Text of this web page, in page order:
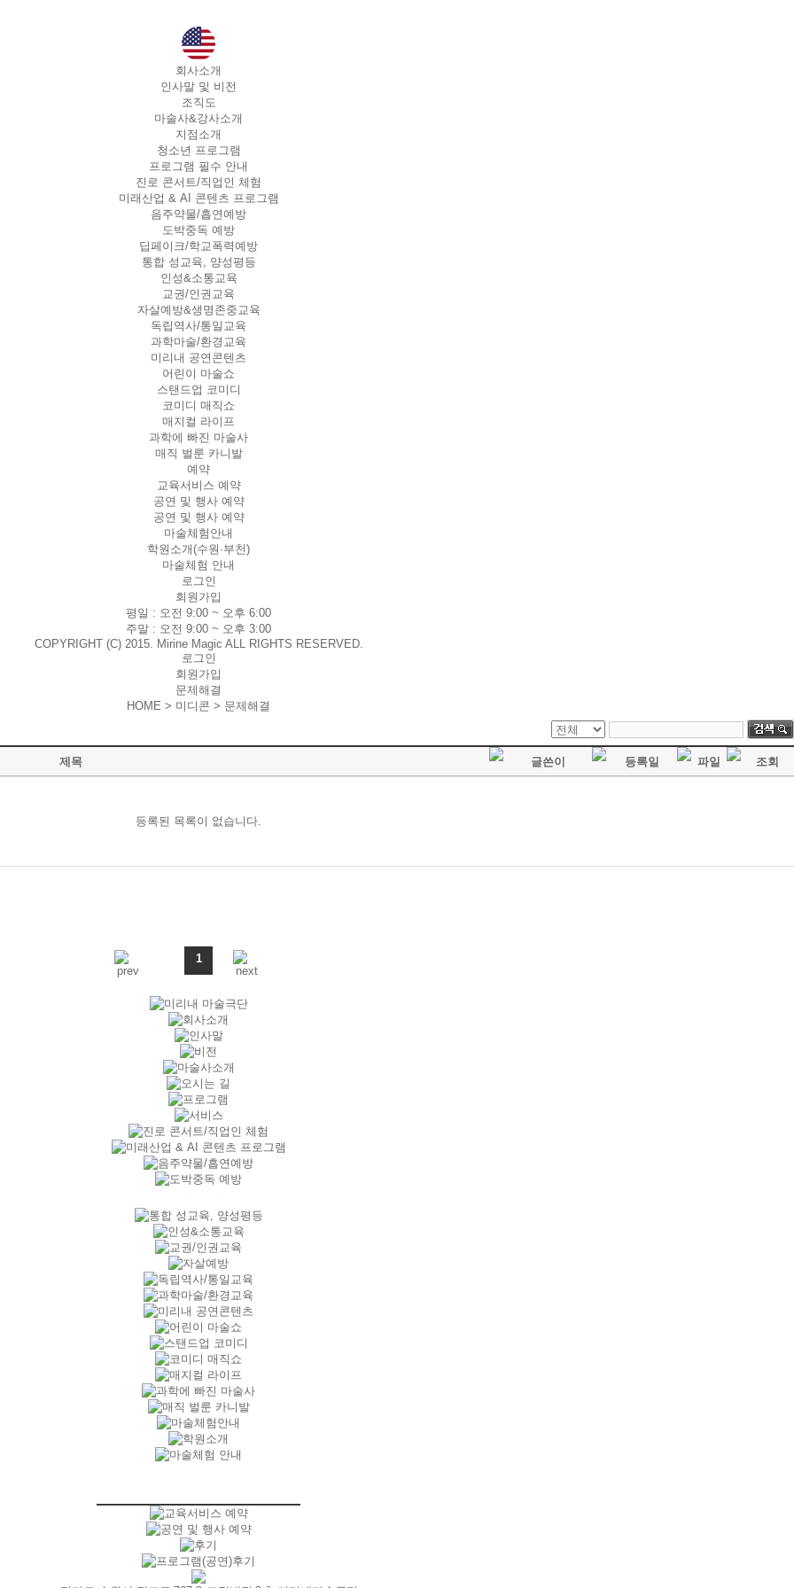
회사소개
인사말 및 비전
조직도
마술사&강사소개
지점소개
청소년 프로그램
프로그램 필수 안내
진로 콘서트/직업인 체험
미래산업 & AI 콘텐츠 프로그램
음주약물/흡연예방
도박중독 예방
딥페이크/학교폭력예방
통합 성교육, 양성평등
인성&소통교육
교권/인권교육
자살예방&생명존중교육
독립역사/통일교육
과학마술/환경교육
미리내 공연콘텐츠
어린이 마술쇼
스탠드업 코미디
코미디 매직쇼
매지컬 라이프
과학에 빠진 마술사
매직 벌룬 카니발
예약
교육서비스 예약
공연 및 행사 예약
공연 및 행사 예약
마술체험안내
학원소개(수원·부천)
마술체험 안내
로그인
회원가입
평일 : 오전 9:00 ~ 오후 6:00
주말 : 오전 9:00 ~ 오후 3:00
COPYRIGHT (C) 2015. Mirine Magic ALL RIGHTS RESERVED.
로그인
회원가입
문제해결
HOME > 미디콘 > 문제해결
제목 글쓴이 등록일 파일 조회
등록된 목록이 없습니다.
1